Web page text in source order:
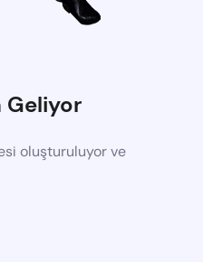
Geliyor
oluşturuluyor ve